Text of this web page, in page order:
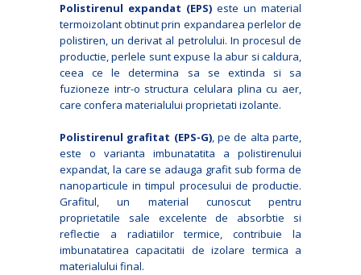
Polistirenul expandat (EPS) este un material
termoizolant obtinut prin expandarea perlelor de
polistiren, un derivat al petrolului. In procesul de
productie, perlele sunt expuse la abur si caldura,
ceea ce le determina sa se extinda si sa
fuzioneze intr-o structura celulara plina cu aer,
care confera materialului proprietati izolante.
Polistirenul grafitat (EPS-G), pe de alta parte,
este o varianta imbunatatita a polistirenului
expandat, la care se adauga grafit sub forma de
nanoparticule in timpul procesului de productie.
Grafitul, un material cunoscut pentru
proprietatile sale excelente de absorbtie si
reflectie a radiatiilor termice, contribuie la
imbunatatirea capacitatii de izolare termica a
materialului final.